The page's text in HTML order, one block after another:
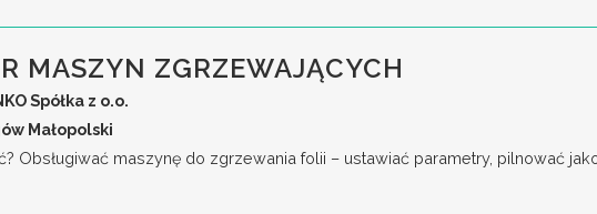
MASZYN ZGRZEWAJĄCYCH
Spółka z o.o.
Małopolski
Obsługiwać maszynę do zgrzewania folii – ustawiać parametry, pilnować